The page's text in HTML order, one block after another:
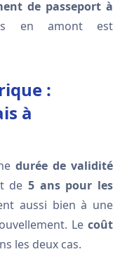
de passeport à
en amont est
:
à
durée de validité
de5 ans pour les
aussi bien à une
Le coût
les deux cas.